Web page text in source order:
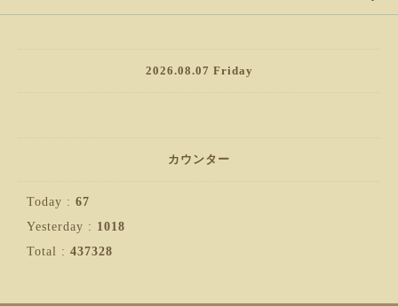
2026.08.07 Friday
カウンター
Today : 67
Yesterday : 1018
Total : 437328